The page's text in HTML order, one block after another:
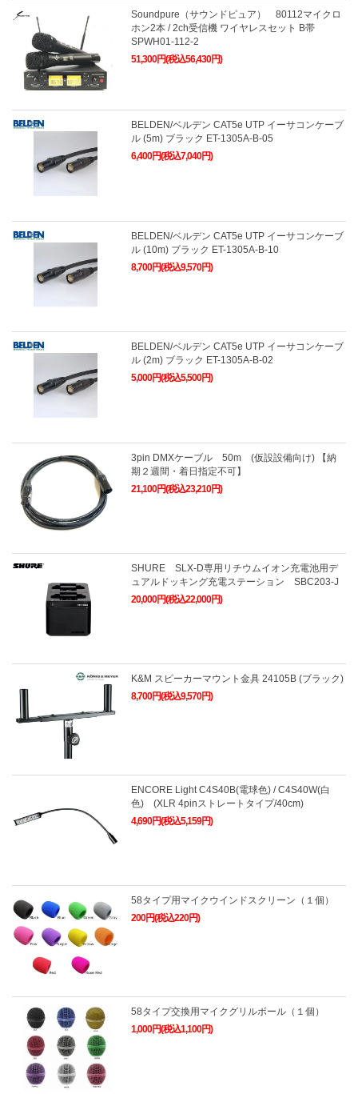
Soundpure（サウンドピュア） 80112マイクロ
ホン2本 / 2ch受信機 ワイヤレスセット B帯
SPWH01-112-2
51,300円(税込56,430円)
BELDEN/ベルデン CAT5e UTP イーサコンケーブ
ル (5m) ブラック ET-1305A-B-05
6,400円(税込7,040円)
BELDEN/ベルデン CAT5e UTP イーサコンケーブ
ル (10m) ブラック ET-1305A-B-10
8,700円(税込9,570円)
BELDEN/ベルデン CAT5e UTP イーサコンケーブ
ル (2m) ブラック ET-1305A-B-02
5,000円(税込5,500円)
3pin DMXケーブル 50m (仮設設備向け) 【納
期２週間・着日指定不可】
21,100円(税込23,210円)
SHURE SLX-D専用リチウムイオン充電池用デ
ュアルドッキング充電ステーション SBC203-J
20,000円(税込22,000円)
K&M スピーカーマウント金具 24105B (ブラック)
8,700円(税込9,570円)
ENCORE Light C4S40B(電球色) / C4S40W(白
色) (XLR 4pinストレートタイプ/40cm)
4,690円(税込5,159円)
58タイプ用マイクウインドスクリーン（１個）
200円(税込220円)
58タイプ交換用マイクグリルボール（１個）
1,000円(税込1,100円)